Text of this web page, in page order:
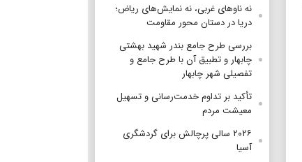
نه ناوهای غربی، نه نمایش‌های ریاض؛
دریا در دستان محور مقاومت
بررسی طرح جامع بندر شهید بهشتی
چابهار و تطبیق آن با طرح جامع و
تفصیلی شهر چابهار
تأکید بر تداوم خدمت‌رسانی و تسهیل
معیشت مردم
۲۰۲۶ سالی پرچالش برای گردشگری
آسیا